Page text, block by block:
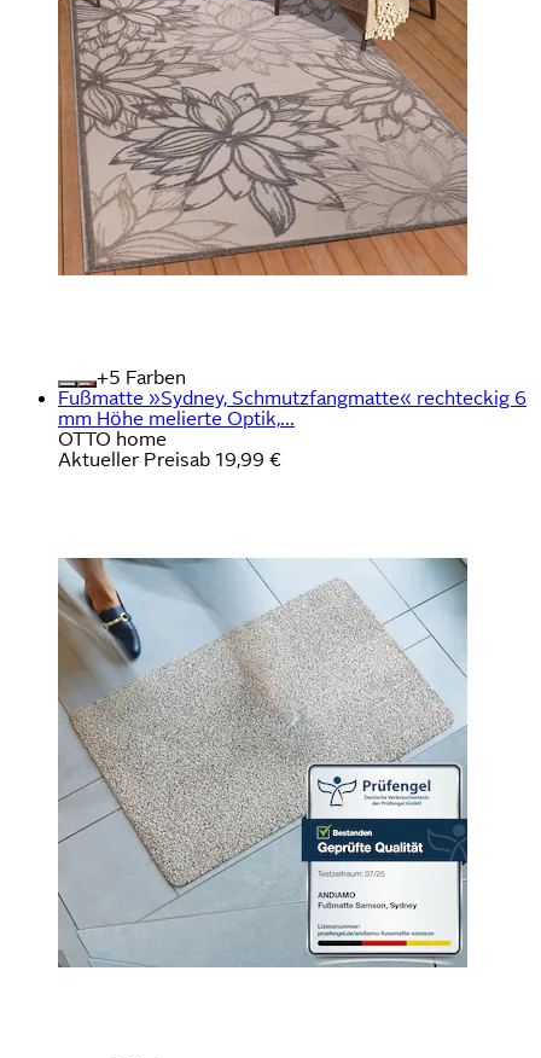
+
Farben
Fußmatte »Sydney, Schmutzfangmatte« rechteckig 6
mm Höhe melierte Optik,...
OTTO home
Aktueller Preisab 19,99 €